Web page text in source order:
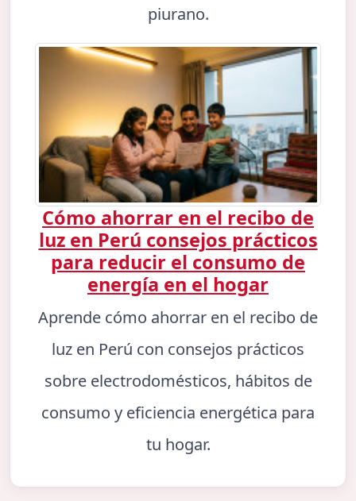
piurano.
Cómo ahorrar en el recibo de
luz en Perú consejos prácticos
para reducir el consumo de
energía en el hogar
Aprende cómo ahorrar en el recibo de
luz en Perú con consejos prácticos
sobre electrodomésticos, hábitos de
consumo y eficiencia energética para
tu hogar.